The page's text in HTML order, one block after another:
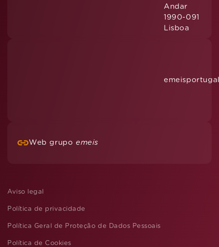
Andar
1990-091
Lisboa
Web grupo emeis
Aviso legal
Política de privacidade
Política Geral de Proteção de Dados Pessoais
Política de Cookies